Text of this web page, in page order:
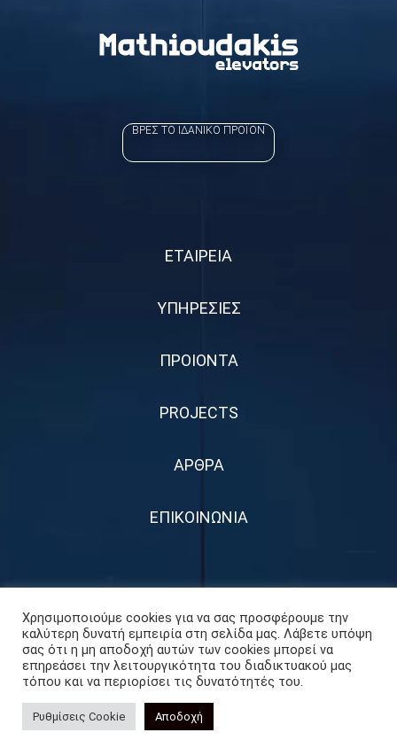
ΒΡΕΣ ΤΟ ΙΔΑΝΙΚΟ ΠΡΟΪΟΝ
ΕΤΑΙΡΕΙΑ
ΥΠΗΡΕΣΙΕΣ
ΠΡΟΙΟΝΤΑ
PROJECTS
ΑΡΘΡΑ
ΕΠΙΚΟΙΝΩΝΙΑ
μας
Χρησιμοποιούμε cookies για να σας προσφέρουμε την
καλύτερη δυνατή εμπειρία στη σελίδα μας. Λάβετε υπόψη
σας ότι η μη αποδοχή αυτών των cookies μπορεί να
επηρεάσει την λειτουργικότητα του διαδικτυακού μας
τόπου και να περιορίσει τις δυνατότητές του.
Ρυθμίσεις Cookie Αποδοχή